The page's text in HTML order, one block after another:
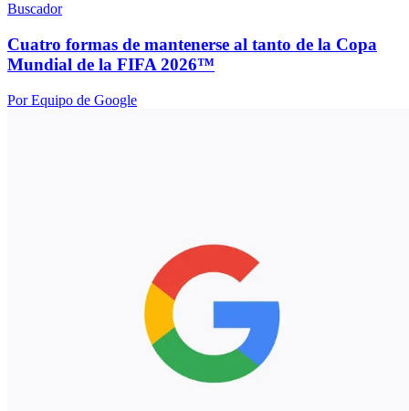
Buscador
Cuatro formas de mantenerse al tanto de la Copa
Mundial de la FIFA 2026™
Por Equipo de Google